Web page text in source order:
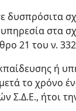
δυσπρόσιτα
στα
21 του ν.
ή
το χρόνο
Σ.Δ.Ε., ήτοι